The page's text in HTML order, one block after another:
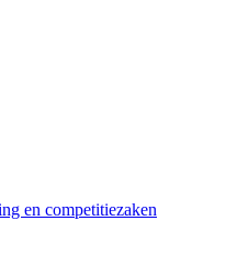
en competitiezaken